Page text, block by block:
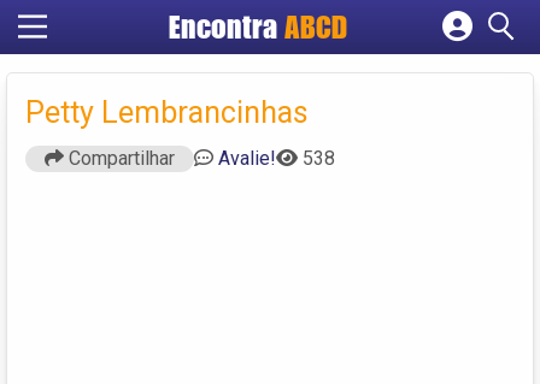
EncontraABCD
Cadastrar empresa
Criar conta
Petty Lembrancinhas
Compartilhar Avalie! 538